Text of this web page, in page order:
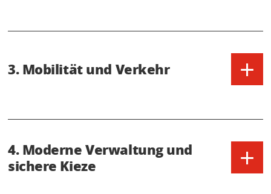
3. Mobilität und Verkehr +
4. Moderne Verwaltung und
sichere Kieze
+